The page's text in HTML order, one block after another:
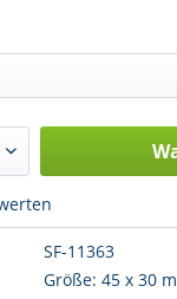
SF-11363
Größe: 45 x 30